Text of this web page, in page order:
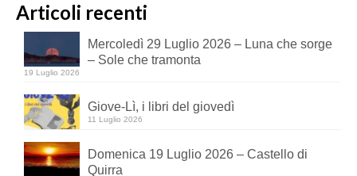
Articoli recenti
Mercoledì 29 Luglio 2026 – Luna che sorge
– Sole che tramonta
19 Luglio 2026
Giove-Lì, i libri del giovedì
11 Luglio 2026
Domenica 19 Luglio 2026 – Castello di
Quirra